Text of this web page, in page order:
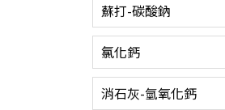
蘇打-碳酸鈉
氯化鈣
消石灰-氫氧化鈣